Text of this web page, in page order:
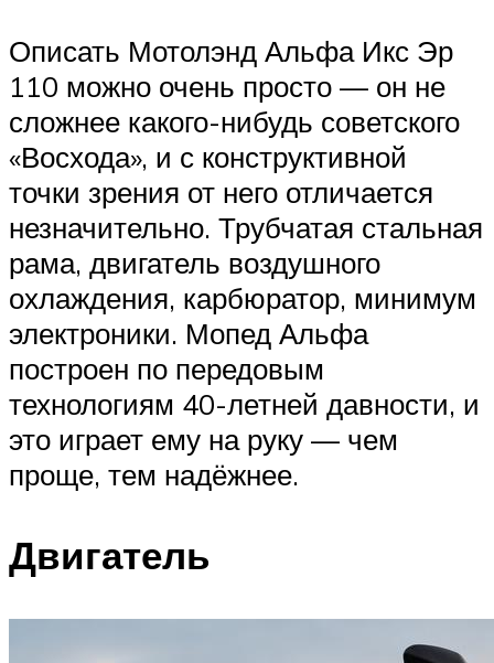
Описать Мотолэнд Альфа Икс Эр
110 можно очень просто — он не
сложнее какого-нибудь советского
«Восхода», и с конструктивной
точки зрения от него отличается
незначительно. Трубчатая стальная
рама, двигатель воздушного
охлаждения, карбюратор, минимум
электроники. Мопед Альфа
построен по передовым
технологиям 40-летней давности, и
это играет ему на руку — чем
проще, тем надёжнее.
Двигатель